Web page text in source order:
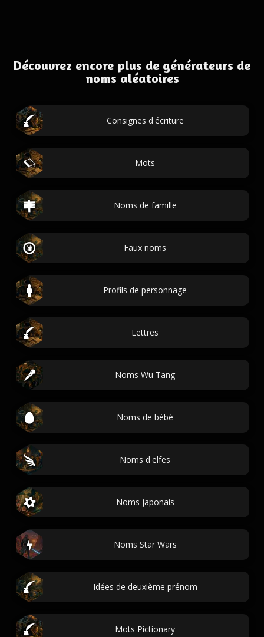
Découvrez encore plus de générateurs de
noms aléatoires
Consignes d'écriture
Mots
Noms de famille
Faux noms
Profils de personnage
Lettres
Noms Wu Tang
Noms de bébé
Noms d'elfes
Noms japonais
Noms Star Wars
Idées de deuxième prénom
Mots Pictionary